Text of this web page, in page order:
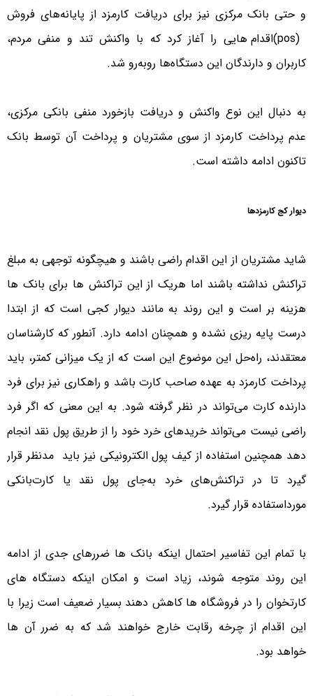
و حتی بانک مرکزی نیز برای دریافت کارمزد از پایانه‌های فروش
(pos)اقدام هایی را آغاز کرد که با واکنش تند و منفی مردم،
کاربران و دارندگان این دستگاه‌ها روبه‌رو شد.
به دنبال این نوع واکنش و دریافت بازخورد منفی بانکی مرکزی،
عدم پرداخت کارمزد از سوی مشتریان و پرداخت آن توسط بانک
تاکنون ادامه داشته است.
دیوار کج کارمزدها
شاید مشتریان از این اقدام راضی باشند و هیچگونه توجهی به مبلغ
تراکنش نداشته باشند اما هریک از این تراکنش ها برای بانک ها
هزینه بر است و این روند به مانند دیوار کجی است که از ابتدا
درست پایه ریزی نشده و همچنان ادامه دارد. آنطور که کارشناسان
معتقدند، راه‌حل این موضوع این است که از یک میزانی کمتر، باید
پرداخت کارمزد به عهده صاحب کارت باشد و راهکاری نیز برای فرد
دارنده کارت می‌تواند در نظر گرفته شود. به این معنی که اگر فرد
راضی نیست می‌تواند خریدهای خرد خود را از طریق پول نقد انجام
دهد همچنین استفاده از کیف پول الکترونیکی نیز باید مدنظر قرار
گیرد تا در تراکنش‌های خرد به‌جای پول نقد یا کارت‌بانکی
مورداستفاده قرار گیرد.
با تمام این تفاسیر احتمال اینکه بانک ها ضررهای جدی از ادامه
این روند متوجه شوند، زیاد است و امکان اینکه دستگاه های
کارتخوان را در فروشگاه ها کاهش دهند بسیار ضعیف است زیرا با
این اقدام از چرخه رقابت خارج خواهند شد که به ضرر آن ها
خواهد بود.